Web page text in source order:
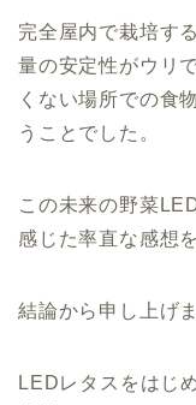
完全屋内で栽培す
量の安定性がウリ
くない場所での食
うことでした。
この未来の野菜
感じた率直な感想
結論から申し上げ
LEDレタスをはじ